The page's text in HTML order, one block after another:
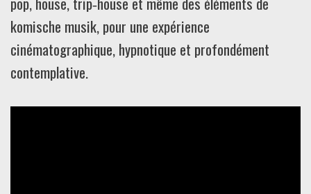
komische musik, pour une expérience
cinématographique, hypnotique et profondément
contemplative.